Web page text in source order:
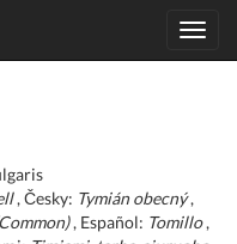
, Česky: Tymián obecný,
, Español: Tomillo,